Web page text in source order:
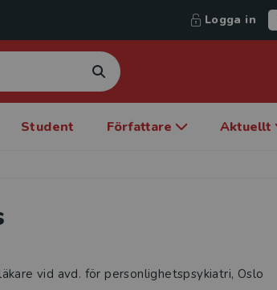
Logga in
Student Författare Aktuellt
vid avd. för personlighetspsykiatri, Oslo